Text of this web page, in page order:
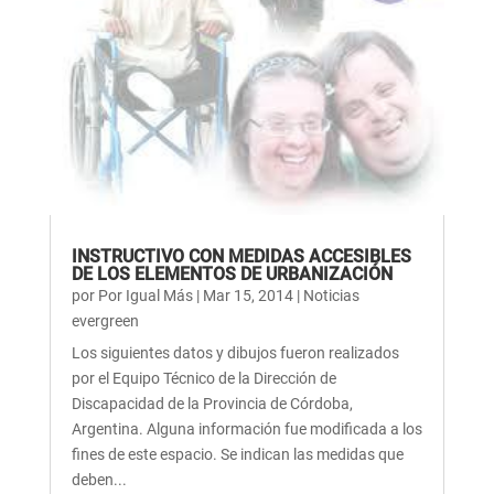
INSTRUCTIVO CON MEDIDAS ACCESIBLES
DE LOS ELEMENTOS DE URBANIZACIÓN
por Por Igual Más| Mar 15, 2014| Noticias
evergreen
Los siguientes datos y dibujos fueron realizados
por el Equipo Técnico de la Dirección de
Discapacidad de la Provincia de Córdoba,
Argentina. Alguna información fue modificada a los
fines de este espacio. Se indican las medidas que
deben...